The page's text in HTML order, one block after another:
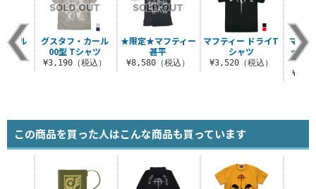
★限定★マフティー
甚平
¥8,580（税込）
マフティー ドライT
シャツ
¥3,520（税込）
マフ
ット
ール
込）
グスタフ・カール
00型 Tシャツ
¥3,190（税込）
この商品を買った人はこんな商品も買っています